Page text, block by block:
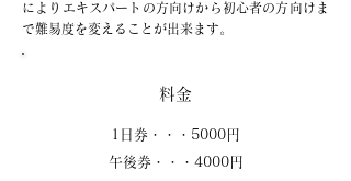
によりエキスパートの方向けから初心者の方向けま
で難易度を変えることが出来ます。
料金
1日券・・・5000円
午後券・・・4000円